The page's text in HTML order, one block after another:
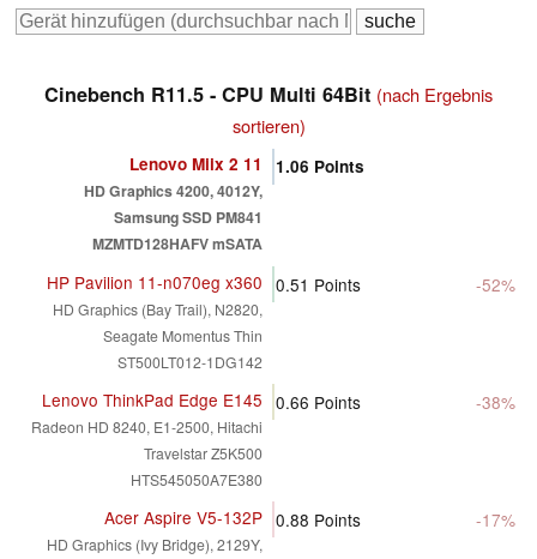
Cinebench R11.5 - CPU Multi 64Bit (nach Ergebnis
sortieren)
Lenovo Miix 2 11
HD Graphics 4200, 4012Y,
Samsung SSD PM841
MZMTD128HAFV mSATA
1.06 Points
HP Pavilion 11-n070eg x360
HD Graphics (Bay Trail), N2820,
Seagate Momentus Thin
ST500LT012-1DG142
0.51 Points -52%
Lenovo ThinkPad Edge E145
Radeon HD 8240, E1-2500, Hitachi
Travelstar Z5K500
HTS545050A7E380
0.66 Points -38%
Acer Aspire V5-132P
HD Graphics (Ivy Bridge), 2129Y,
0.88 Points -17%